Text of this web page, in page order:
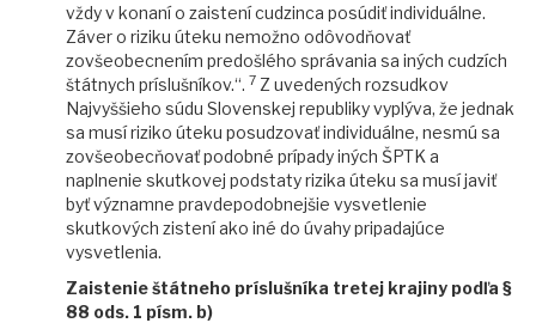
vždy v konaní o zaistení cudzinca posúdiť individuálne.
Záver o riziku úteku nemožno odôvodňovať
zovšeobecnením predošlého správania sa iných cudzích
štátnych príslušníkov.“. 7 Z uvedených rozsudkov
Najvyššieho súdu Slovenskej republiky vyplýva, že jednak
sa musí riziko úteku posudzovať individuálne, nesmú sa
zovšeobecňovať podobné prípady iných ŠPTK a
naplnenie skutkovej podstaty rizika úteku sa musí javiť
byť významne pravdepodobnejšie vysvetlenie
skutkových zistení ako iné do úvahy pripadajúce
vysvetlenia.
Zaistenie štátneho príslušníka tretej krajiny podľa §
88 ods. 1 písm. b)